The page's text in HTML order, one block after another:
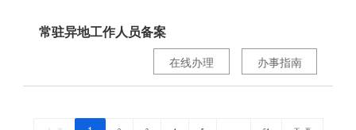
常驻异地工作人员备案
办事指南
在线办理